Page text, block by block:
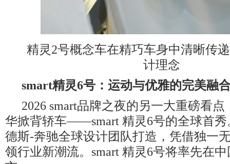
精灵2号概念车在精巧车身中清晰传
计理念
smart精灵6号：运动与优雅的完美融
2026 smart品牌之夜的另一大重磅看
华掀背轿车——smart 精灵6号的全球首秀
德斯-奔驰全球设计团队打造，凭借独一
领行业新潮流。smart 精灵6号将率先在